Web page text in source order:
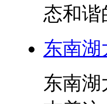
态和谐
东南
东南